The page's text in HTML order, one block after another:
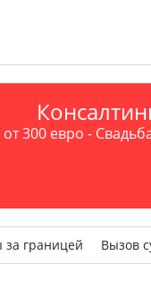
300 евро -
за границей Вызов